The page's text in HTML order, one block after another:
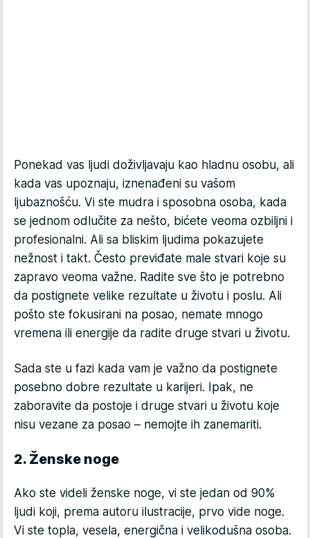
Ponekad vas ljudi doživljavaju kao hladnu osobu, ali
kada vas upoznaju, iznenađeni su vašom
ljubaznošću. Vi ste mudra i sposobna osoba, kada
se jednom odlučite za nešto, bićete veoma ozbiljni i
profesionalni. Ali sa bliskim ljudima pokazujete
nežnost i takt. Često previđate male stvari koje su
zapravo veoma važne. Radite sve što je potrebno
da postignete velike rezultate u životu i poslu. Ali
pošto ste fokusirani na posao, nemate mnogo
vremena ili energije da radite druge stvari u životu.
Sada ste u fazi kada vam je važno da postignete
posebno dobre rezultate u karijeri. Ipak, ne
zaboravite da postoje i druge stvari u životu koje
nisu vezane za posao – nemojte ih zanemariti.
2. Ženske noge
Ako ste videli ženske noge, vi ste jedan od 90%
ljudi koji, prema autoru ilustracije, prvo vide noge.
Vi ste topla, vesela, energična i velikodušna osoba.